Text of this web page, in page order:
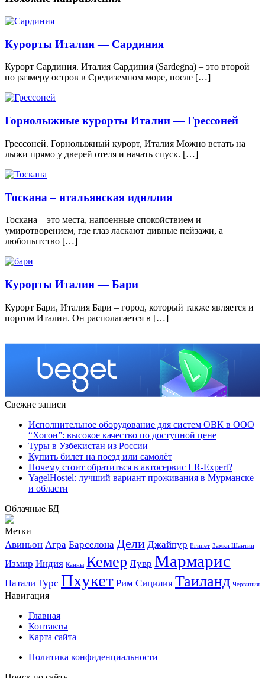
Курорты Италии — Сардиния
Курорт Сардиния. Италия Сардиния (Sardegna) – это второй
по размеру остров в Средиземном море, после […]
Горнолыжные курорты Италии — Грессоней
Грессоней. Горнолыжный курорт, Италия Можно встать на
лыжи прямо у дверей отеля и начать спуск. […]
Тоскана – итальянская идиллия
Тоскана – это места, напоенные спокойствием и
умиротворением, где глаз ласкают дивные пейзажи, а
любопытство […]
Курорты Италии — Бари
Курорт Бари, Италия Бари – город, который также является и
портом Италии. Он располагается в […]
Свежие записи
Исполнительное оборудование для систем ОВК в ООО
“Хогон”: высокое качество по доступной цене
Туры в Узбекистан из России
Купить билет на поезд или самолёт
Почему стоит обратиться в автосервис LR-Expert?
YagelHostel: лучший вариант проживания в Мурманске
и области
Облачные БД
Метки
Авиньон Агра Барселона Дели Джайпур Египет Замки Шантии
Измир Индия Канны Кемер Лувр Мармарис
Натали Турс Пхукет Рим Сицилия Таиланд Червиния
Навигация
Главная
Контакты
Карта сайта
Политика конфиденциальности